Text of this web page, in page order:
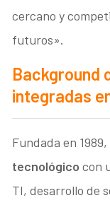
cercano y
futuros».
Background
integradas
Fundada en 1989,
tecnológico con
TI, desarrollo de